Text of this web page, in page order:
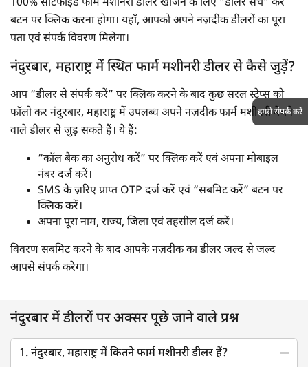
100% सर्टिफाइड फार्म मशीनरी डीलर खोजने के लिए “डीलर सर्च” करें
बटन पर क्लिक करना होगा। यहाँ, आपको अपने नज़दीक डीलरों का पूरा
पता एवं संपर्क विवरण मिलेगा।
नंदुरबार, महाराष्ट्र में स्थित फार्म मशीनरी डीलर से कैसे जुड़ें?
आप “डीलर से संपर्क करें” पर क्लिक करने के बाद कुछ सरल स्टेप्स को
फॉलो कर नंदुरबार, महाराष्ट्र में उपलब्ध अपने नज़दीक फार्म मशीनरी बेचने
वाले डीलर से जुड़ सकते हैं। ये हैं:
“कॉल बैक का अनुरोध करें” पर क्लिक करें एवं अपना मोबाइल
नंबर दर्ज करें।
SMS के ज़रिए प्राप्त OTP दर्ज करें एवं “सबमिट करें” बटन पर
क्लिक करें।
अपना पूरा नाम, राज्य, जिला एवं तहसील दर्ज करें।
विवरण सबमिट करने के बाद आपके नज़दीक का डीलर जल्द से जल्द
आपसे संपर्क करेगा।
नंदुरबार में डीलरों पर अक्सर पूछे जाने वाले प्रश्न
1. नंदुरबार, महाराष्ट्र में कितने फार्म मशीनरी डीलर हैं?
हमसे संपर्क करें